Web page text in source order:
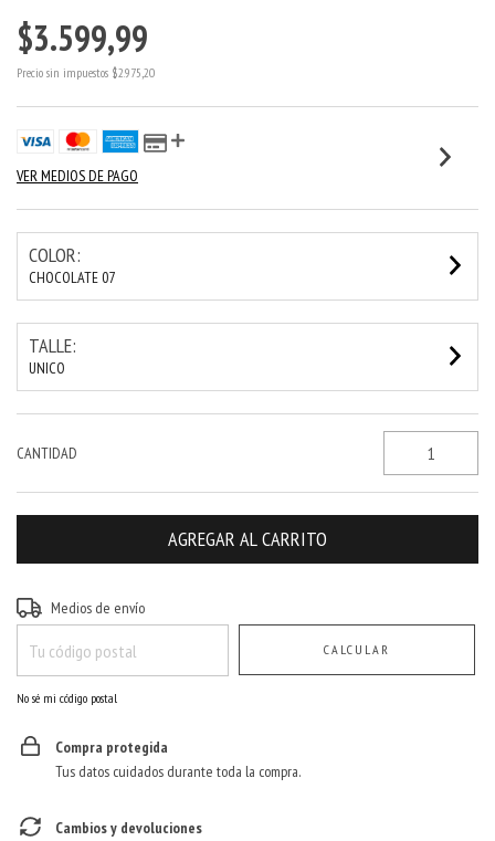
$3.599,99
Precio sin impuestos $2.975,20
VER MEDIOS DE PAGO
COLOR:
CHOCOLATE 07
TALLE:
UNICO
CANTIDAD
Entregas para el CP:
Medios de envío
CALCULAR
No sé mi código postal
Compra protegida
Tus datos cuidados durante toda la compra.
Cambios y devoluciones